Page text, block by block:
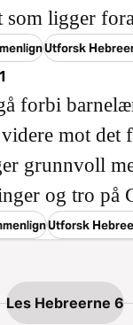
som ligger
Utforsk
forbi
mot det
grunnvoll
og tro på
Utforsk
Les Hebreerne 6